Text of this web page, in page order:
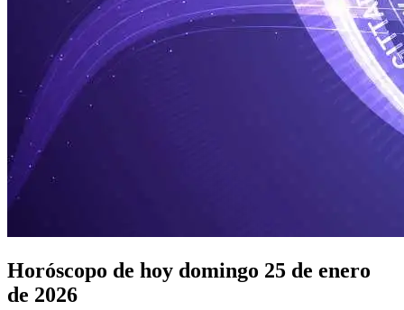
Horóscopo de hoy domingo 25 de enero
de 2026